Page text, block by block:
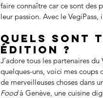
faire connaître car ce sont des
leur passion. Avec le
Quels sont
édition ?
J’adore tous les partenaires
quelques-uns, voici mes
de merveilleuses choses dans
Food à Genève, une cuisine